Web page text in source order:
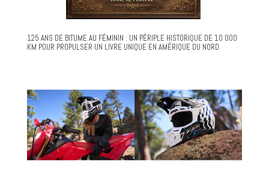
125 ANS DE BITUME AU FÉMININ : UN PÉRIPLE HISTORIQUE DE 10 000
KM POUR PROPULSER UN LIVRE UNIQUE EN AMÉRIQUE DU NORD